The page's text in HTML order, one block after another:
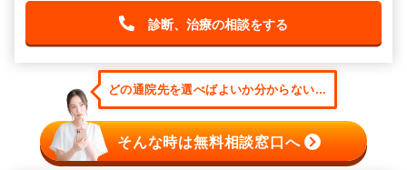
診断、治療の相談をする
どの通院先を選べばよいか分からない...
そんな時は無料相談窓口へ